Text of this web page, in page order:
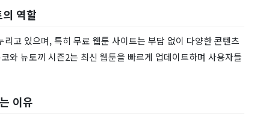
역할
고 있으며, 특히 무료 웹툰 사이트는 부담 없이 다양한 콘텐츠
와 뉴토끼 시즌2는 최신 웹툰을 빠르게 업데이트하며 사용자들
이유